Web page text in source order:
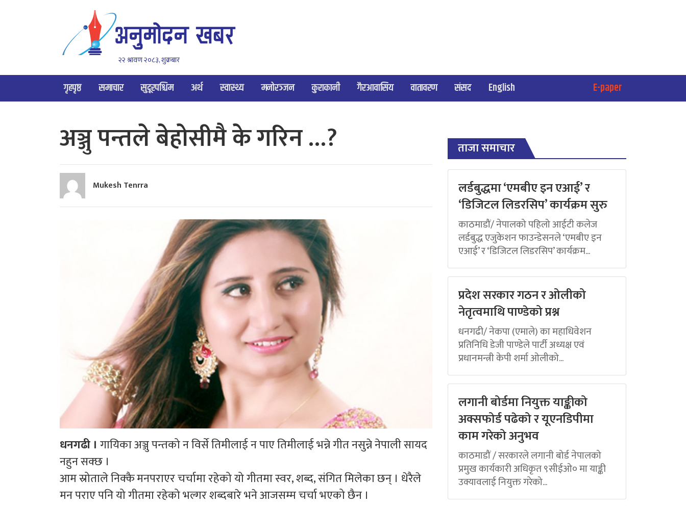
२२ श्रावण २०८३, शुक्रबार
गृहपृष्ठ समाचार सुदूरपश्चिम अर्थ स्वास्थ्य मनोरञ्जन कुराकानी गैरआवासिय वातावरण संसद English E-paper
अञ्जु पन्तले बेहोसीमै के गरिन …?
Mukesh Tenrra
धनगढी । गायिका अञ्जु पन्तको न विर्से तिमीलाई न पाए तिमीलाई भन्ने गीत नसुन्ने नेपाली सायद
नहुन सक्छ ।
आम स्रोताले निक्कै मनपराएर चर्चामा रहेको यो गीतमा स्वर, शब्द, संगित मिलेका छन् । धेरैले
मन पराए पनि यो गीतमा रहेको भल्गर शब्दबारे भने आजसम्म चर्चा भएको छैन ।
ताजा समाचार
लर्डबुद्धमा ‘एमबीए इन एआई’ र
‘डिजिटल लिडरसिप’ कार्यक्रम सुरु
काठमाडौं/ नेपालको पहिलो आईटी कलेज
लर्डबुद्ध एजुकेशन फाउन्डेसनले ‘एमबीए इन
एआई’ र ‘डिजिटल लिडरसिप’ कार्यक्रम...
प्रदेश सरकार गठन र ओलीको
नेतृत्वमाथि पाण्डेको प्रश्न
धनगढी/ नेकपा (एमाले) का महाधिवेशन
प्रतिनिधि डेजी पाण्डेले पार्टी अध्यक्ष एवं
प्रधानमन्त्री केपी शर्मा ओलीको...
लगानी बोर्डमा नियुक्त याङ्कीको
अक्सफोर्ड पढेको र यूएनडिपीमा
काम गरेको अनुभव
काठमाडौं / सरकारले लगानी बोर्ड नेपालको
प्रमुख कार्यकारी अधिकृत ९सीईओ० मा याङ्की
उक्यावलाई नियुक्त गरेको...